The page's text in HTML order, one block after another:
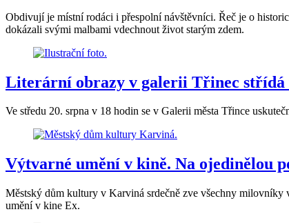
Obdivují je místní rodáci i přespolní návštěvníci. Řeč je o
dokázali svými malbami vdechnout život starým zdem.
Literární obrazy v galerii Třinec střídá
Ve středu 20. srpna v 18 hodin se v Galerii města Třince
Výtvarné umění v kině. Na ojedinělou
Městský dům kultury v Karviná srdečně zve všechny
umění v kine Ex.